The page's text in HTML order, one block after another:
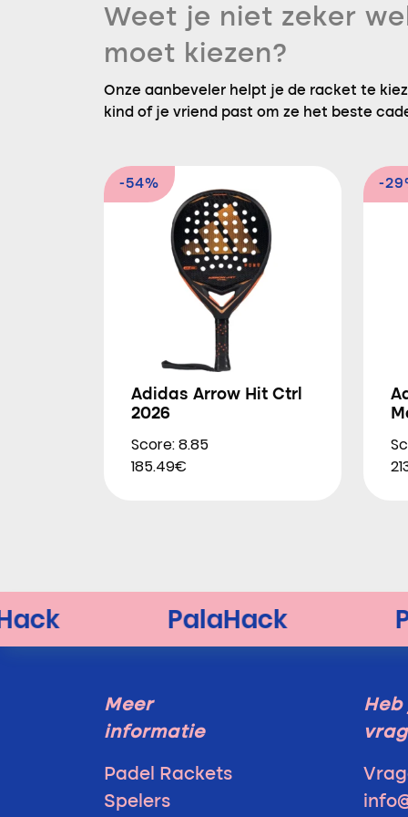
Weet je niet zeker
moet kiezen?
Onze aanbeveler helpt je de racket te
kind of je vriend past om ze het beste
-54%
Adidas Arrow Hit Ctrl
2026
Score: 8.85
185.49€
-
Meer
informatie
Padel Rackets
Spelers
Heb